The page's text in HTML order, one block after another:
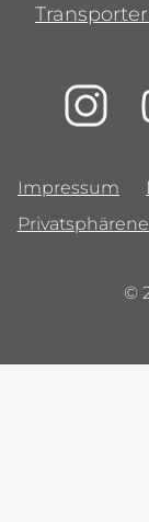
Impressum
©